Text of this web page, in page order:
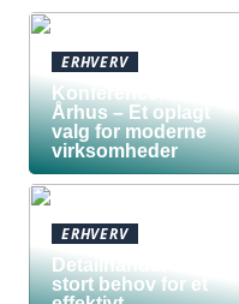
ERHVERV
Konferencelokaler
Århus – Et oplagt
valg for moderne
virksomheder
ERHVERV
Detailhandel har
stort behov for et